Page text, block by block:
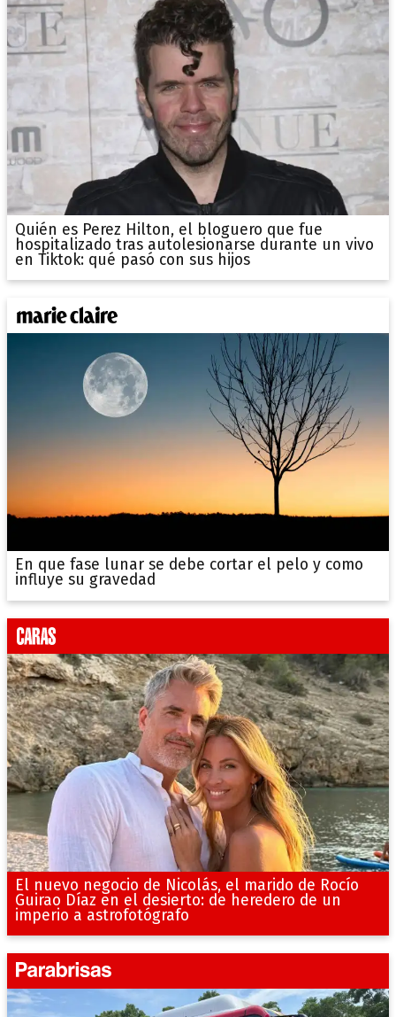
Quién es Perez Hilton, el bloguero que fue
hospitalizado tras autolesionarse durante un vivo
en Tiktok: qué pasó con sus hijos
En que fase lunar se debe cortar el pelo y como
influye su gravedad
El nuevo negocio de Nicolás, el marido de Rocío
Guirao Díaz en el desierto: de heredero de un
imperio a astrofotógrafo